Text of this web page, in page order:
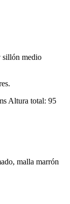
sillón medio
Altura total: 95
malla marrón